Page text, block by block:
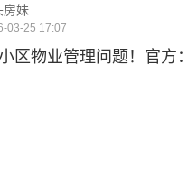
房妹
03-25 17:07
区物业管理问题！官方